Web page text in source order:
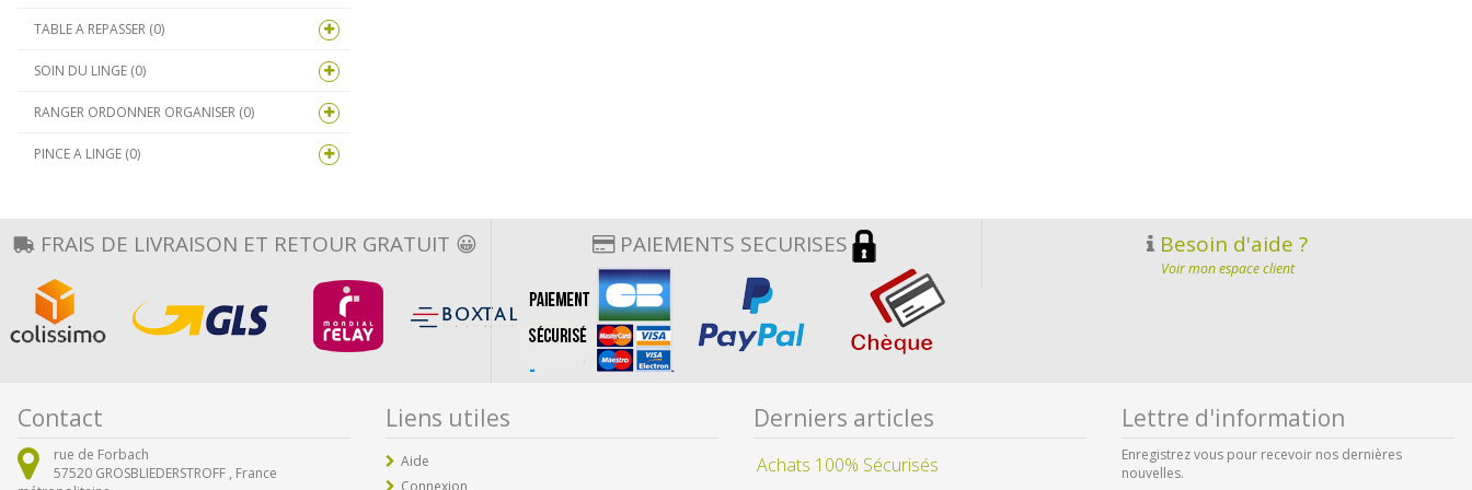
TABLE A REPASSER (0)
SOIN DU LINGE (0)
RANGER ORDONNER ORGANISER (0)
PINCE A LINGE (0)
FRAIS DE LIVRAISON ET RETOUR GRATUIT 😀 PAIEMENTS SECURISES Besoin d'aide ?
Voir mon espace client
Contact
rue de Forbach
57520 GROSBLIEDERSTROFF , France
Liens utiles
Aide
Derniers articles
Achats 100% Sécurisés
Lettre d'information
Enregistrez vous pour recevoir nos dernières
nouvelles.